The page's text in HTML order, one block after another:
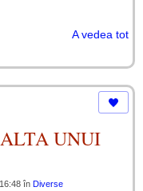
A vedea tot
UNUI
în Diverse